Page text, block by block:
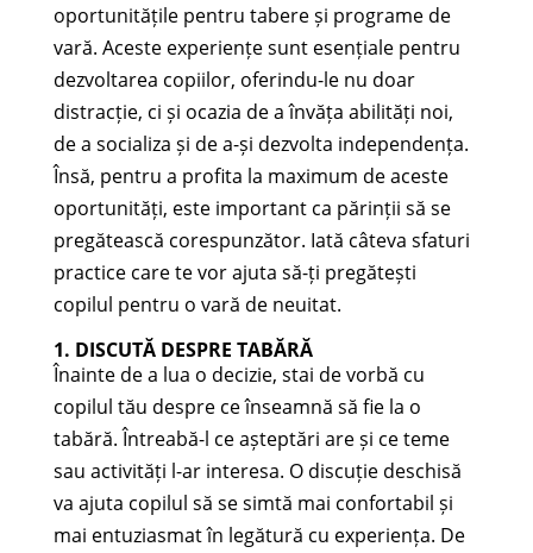
oportunitățile pentru tabere și programe de
vară. Aceste experiențe sunt esențiale pentru
dezvoltarea copiilor, oferindu-le nu doar
distracție, ci și ocazia de a învăța abilități noi,
de a socializa și de a-și dezvolta independența.
Însă, pentru a profita la maximum de aceste
oportunități, este important ca părinții să se
pregătească corespunzător. Iată câteva sfaturi
practice care te vor ajuta să-ți pregătești
copilul pentru o vară de neuitat.
1. DISCUTĂ DESPRE TABĂRĂ
Înainte de a lua o decizie, stai de vorbă cu
copilul tău despre ce înseamnă să fie la o
tabără. Întreabă-l ce așteptări are și ce teme
sau activități l-ar interesa. O discuție deschisă
va ajuta copilul să se simtă mai confortabil și
mai entuziasmat în legătură cu experiența. De